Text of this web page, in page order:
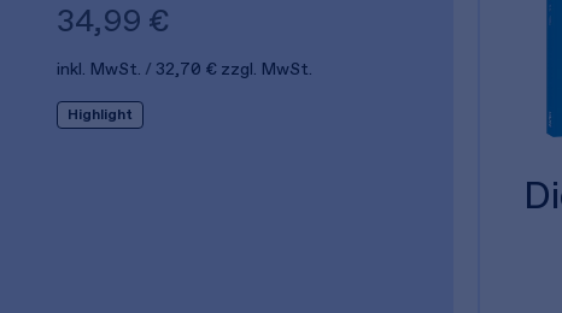
34,99 €
inkl. MwSt. 32,70 € zzgl. MwSt.
Highlight